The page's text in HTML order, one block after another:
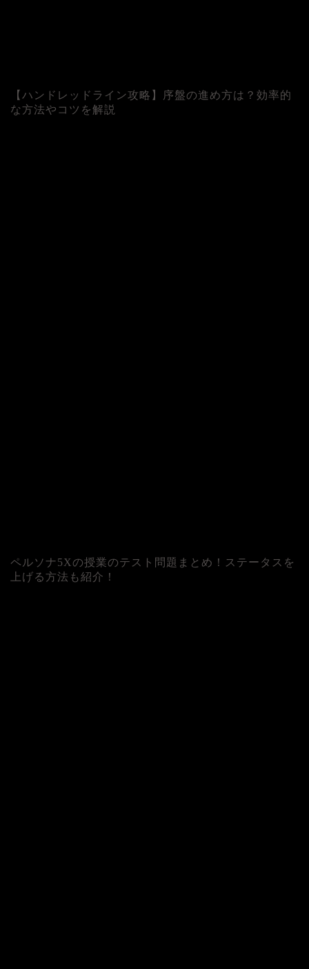
【ハンドレッドライン攻略】序盤の進め方は？効率的
な方法やコツを解説
ペルソナ5Xの授業のテスト問題まとめ！ステータスを
上げる方法も紹介！